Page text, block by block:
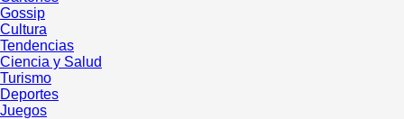
Gossip
Cultura
Tendencias
Ciencia y Salud
Turismo
Deportes
Juegos